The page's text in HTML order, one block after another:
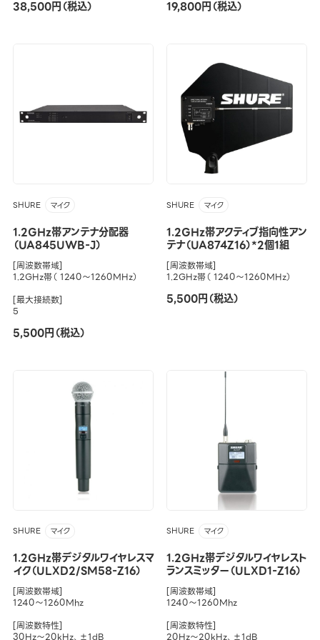
38,500円（税込） 19,800円（税込）
SHURE マイク
1.2GHz帯アンテナ分配器
（UA845UWB-J）
[周波数帯域]
1.2GHz帯（ 1240～1260MHz）
[最大接続数]
5
5,500円（税込）
SHURE マイク
1.2GHz帯アクティブ指向性アン
テナ（UA874Z16）*2個1組
[周波数帯域]
1.2GHz帯（ 1240～1260MHz）
5,500円（税込）
SHURE マイク
1.2GHz帯デジタルワイヤレスマ
イク（ULXD2/SM58-Z16）
[周波数帯域]
1240～1260Mhz
[周波数特性]
30Hz～20kHz、±1dB
SHURE マイク
1.2GHz帯デジタルワイヤレスト
ランスミッター（ULXD1-Z16）
[周波数帯域]
1240～1260Mhz
[周波数特性]
20Hz～20kHz、±1dB